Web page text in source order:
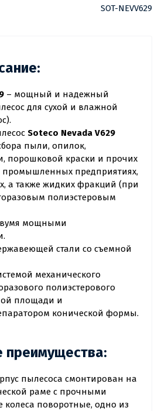
SOT-NEVV629
– мощный и надежный
для сухой и влажной
Soteco Nevada V629
пыли, опилок,
порошковой краски и прочих
предприятиях,
а также жидких фракций (при
полиэстеровым
мощными
стали со съемной
механического
полиэстерового
площади и
конической формы.
преимущества:
пылесоса смонтирован на
раме с прочными
колеса поворотные, одно из